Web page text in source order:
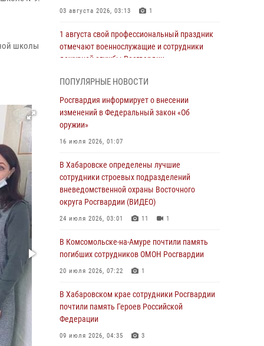
школы
03 августа 2026, 03:13 1
1 августа свой профессиональный праздник
отмечают военнослужащие и сотрудники
дежурной службы Росгвардии
День образования тыловых подразделений
Росгвардии
01 августа 2026, 00:00
краю состоялось информирование личного
состава по вопросам реализации
избирательного права
31 июля 2026, 03:26
оказали помощь женщине, потерявшей
сознание во время массового мероприятия
29 июля 2026, 23:24 2
В Хабаровске продолжается акция
«Каникулы с Росгвардией»
29 июля 2026, 02:51
ПОПУЛЯРНЫЕ НОВОСТИ
Росгвардия информирует о внесении
изменений в Федеральный закон «Об
оружии»
16 июля 2026, 01:07
В Хабаровске определены лучшие
сотрудники строевых подразделений
вневедомственной охраны Восточного
округа Росгвардии (ВИДЕО)
24 июля 2026, 03:01 11 1
В Комсомольске-на-Амуре почтили память
погибших сотрудников ОМОН Росгвардии
20 июля 2026, 07:22 1
В Хабаровском крае сотрудники Росгвардии
почтили память Героев Российской
Федерации
09 июля 2026, 04:35 3